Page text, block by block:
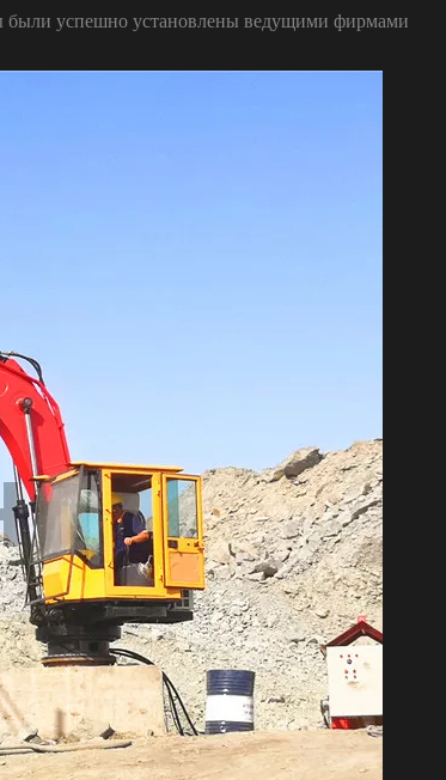
были успешно установлены ведущими фирмами